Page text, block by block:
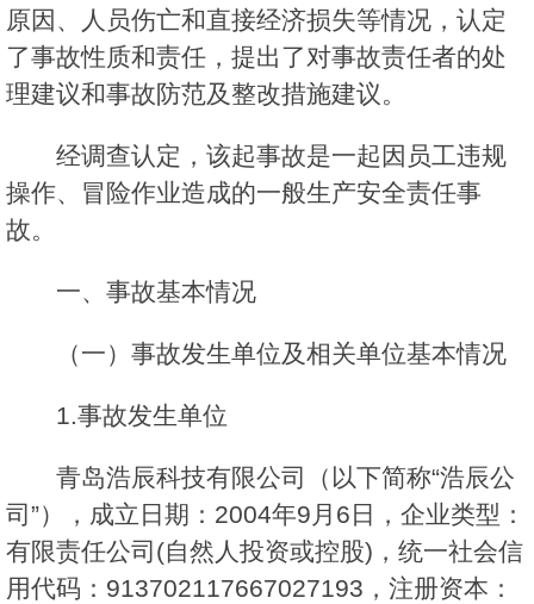
原因、人员伤亡和直接经济损失等情况，认定
了事故性质和责任，提出了对事故责任者的处
理建议和事故防范及整改措施建议。
经调查认定，该起事故是一起因员工违规
操作、冒险作业造成的一般生产安全责任事
故。
一、事故基本情况
（一）事故发生单位及相关单位基本情况
1.事故发生单位
青岛浩辰科技有限公司（以下简称“浩辰公
司”），成立日期：2004年9月6日，企业类型：
有限责任公司(自然人投资或控股)，统一社会信
用代码：913702117667027193，注册资本：